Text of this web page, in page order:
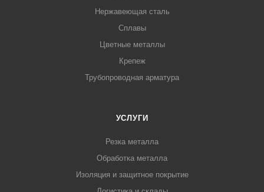
Нержавеющая сталь
Сплавы
Цветные металлы
Крепеж
Трубопроводная арматура
УСЛУГИ
Резка металла
Обработка металла
Изоляция и защитное покрытие